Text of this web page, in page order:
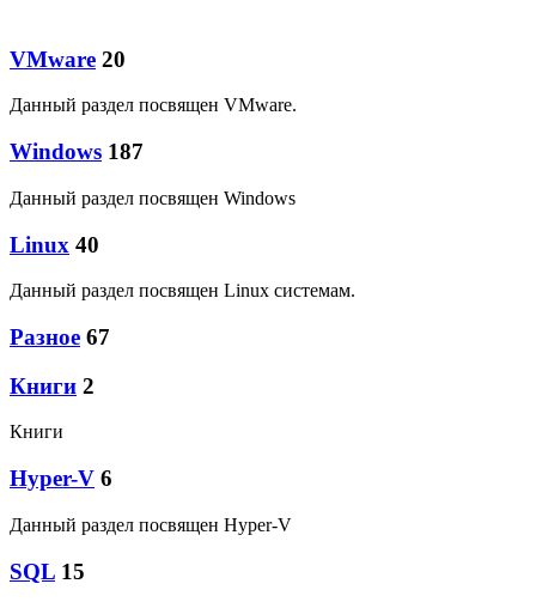
VMware 20
Данный раздел посвящен VMware.
Windows 187
Данный раздел посвящен Windows
Linux 40
Данный раздел посвящен Linux системам.
Разное 67
Книги 2
Книги
Hyper-V 6
Данный раздел посвящен Hyper-V
SQL 15